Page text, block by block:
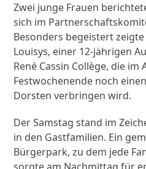
Zwei junge Frauen
sich im
Besonders begeistert
Louisys, einer 12-jährigen
René Cassin Collège, die im
Festwochenende noch
Dorsten verbringen wird.
Der Samstag stand im
in den Gastfamilien. Ein
Bürgerpark, zu dem jede